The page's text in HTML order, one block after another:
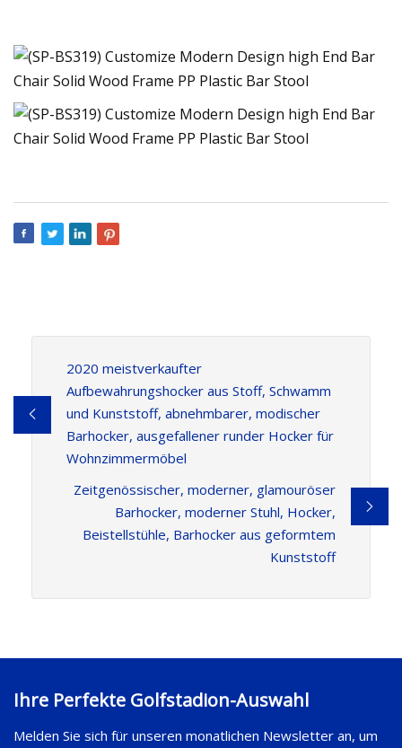
2020 meistverkaufter
Aufbewahrungshocker aus Stoff, Schwamm
und Kunststoff, abnehmbarer, modischer
Barhocker, ausgefallener runder Hocker für
Wohnzimmermöbel
Zeitgenössischer, moderner, glamouröser
Barhocker, moderner Stuhl, Hocker,
Beistellstühle, Barhocker aus geformtem
Kunststoff
Ihre Perfekte Golfstadion-Auswahl
Melden Sie sich für unseren monatlichen Newsletter an, um